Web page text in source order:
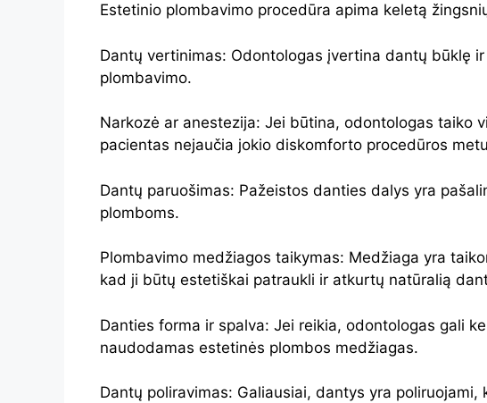
Estetinio plombavimo procedūra apima keletą
Dantų vertinimas: Odontologas įvertina dantų būklę
plombavimo.
Narkozė ar anestezija: Jei būtina, odontologas taiko
pacientas nejaučia jokio diskomforto procedūros
Dantų paruošimas: Pažeistos danties dalys yra
plomboms.
Plombavimo medžiagos taikymas: Medžiaga yra
kad ji būtų estetiškai patraukli ir atkurtų natūralią
Danties forma ir spalva: Jei reikia, odontologas gali
naudodamas estetinės plombos medžiagas.
Dantų poliravimas: Galiausiai, dantys yra